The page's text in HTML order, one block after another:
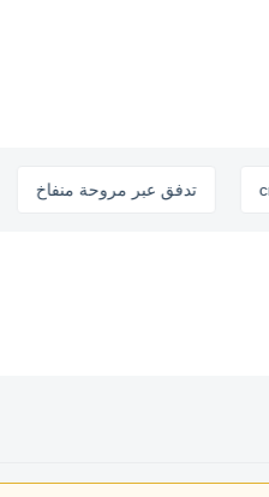
cross تدفق عبر مروحة